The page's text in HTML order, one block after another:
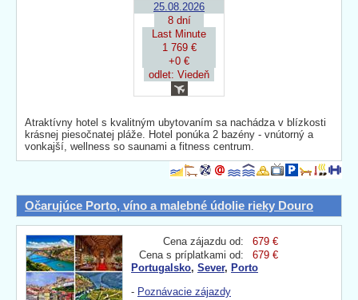
25.08.2026
8 dní
Last Minute
1 769 €
+0 €
odlet: Viedeň
Atraktívny hotel s kvalitným ubytovaním sa nachádza v blízkosti
krásnej piesočnatej pláže. Hotel ponúka 2 bazény - vnútorný a
vonkajší, wellness so saunami a fitness centrum.
Očarujúce Porto, víno a malebné údolie rieky Douro
Cena zájazdu od:
679 €
Cena s príplatkami od:
679 €
Portugalsko, Sever, Porto
- Poznávacie zájazdy